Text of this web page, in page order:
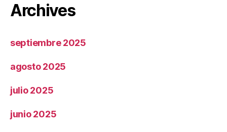
Archives
septiembre 2025
agosto 2025
julio 2025
junio 2025